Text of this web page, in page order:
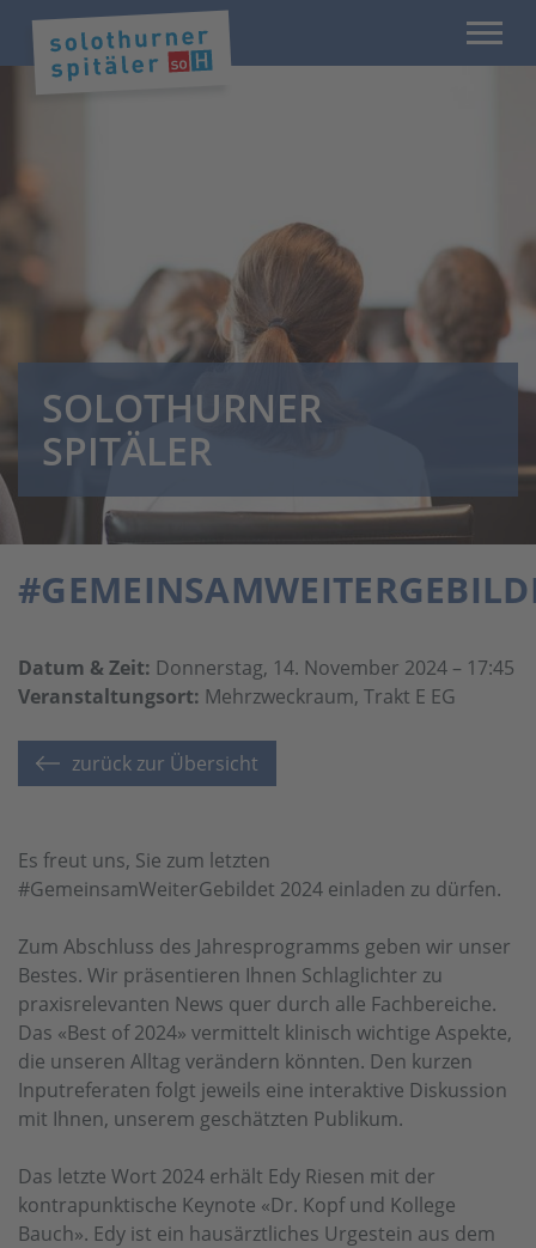
SOLOTHURNER
SPITÄLER
Datum & Zeit: Donnerstag, 14. November 2024 – 17:45
Veranstaltungsort: Mehrzweckraum, Trakt E EG
zurück zur Übersicht
Es freut uns, Sie zum letzten
#GemeinsamWeiterGebildet 2024 einladen zu dürfen.
Zum Abschluss des Jahresprogramms geben wir unser
Bestes. Wir präsentieren Ihnen Schlaglichter zu
praxisrelevanten News quer durch alle Fachbereiche.
Das «Best of 2024» vermittelt klinisch wichtige Aspekte,
die unseren Alltag verändern könnten. Den kurzen
Inputreferaten folgt jeweils eine interaktive Diskussion
mit Ihnen, unserem geschätzten Publikum.
Das letzte Wort 2024 erhält Edy Riesen mit der
kontrapunktische Keynote «Dr. Kopf und Kollege
Bauch». Edy ist ein hausärztliches Urgestein aus dem